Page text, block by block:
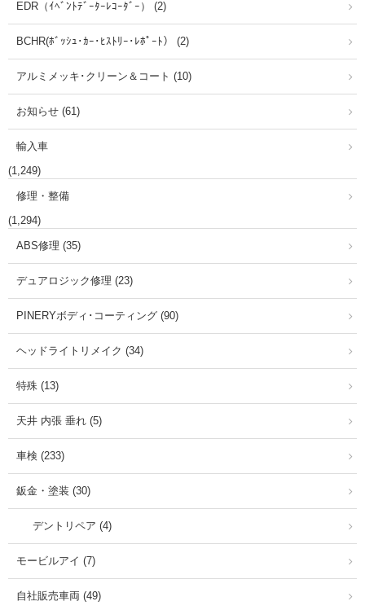
EDR（ｲﾍﾞﾝﾄﾃﾞｰﾀｰﾚｺｰﾀﾞｰ） (2)
BCHR(ﾎﾞｯｼｭ･ｶｰ･ﾋｽﾄﾘｰ･ﾚﾎﾟｰﾄ） (2)
アルミメッキ･クリーン＆コート (10)
お知らせ (61)
輸入車
(1,249)
修理・整備
(1,294)
ABS修理 (35)
デュアロジック修理 (23)
PINERYボディ･コーティング (90)
ヘッドライトリメイク (34)
特殊 (13)
天井 内張 垂れ (5)
車検 (233)
鈑金・塗装 (30)
デントリペア (4)
モービルアイ (7)
自社販売車両 (49)